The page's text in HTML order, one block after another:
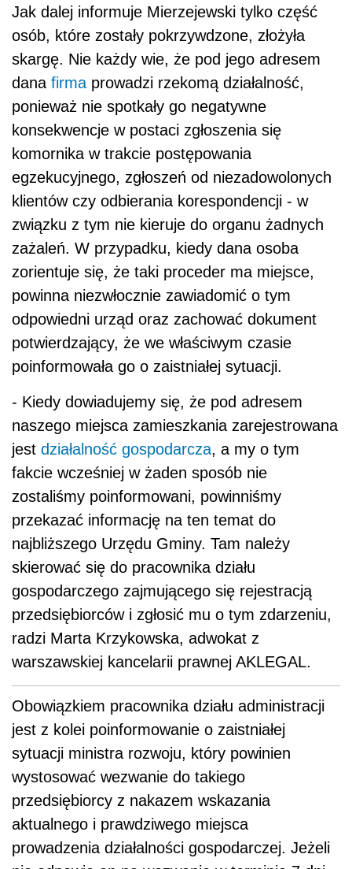
Jak dalej informuje Mierzejewski tylko część
osób, które zostały pokrzywdzone, złożyła
skargę. Nie każdy wie, że pod jego adresem
dana firma prowadzi rzekomą działalność,
ponieważ nie spotkały go negatywne
konsekwencje w postaci zgłoszenia się
komornika w trakcie postępowania
egzekucyjnego, zgłoszeń od niezadowolonych
klientów czy odbierania korespondencji - w
związku z tym nie kieruje do organu żadnych
zażaleń. W przypadku, kiedy dana osoba
zorientuje się, że taki proceder ma miejsce,
powinna niezwłocznie zawiadomić o tym
odpowiedni urząd oraz zachować dokument
potwierdzający, że we właściwym czasie
poinformowała go o zaistniałej sytuacji.
- Kiedy dowiadujemy się, że pod adresem
naszego miejsca zamieszkania zarejestrowana
jest działalność gospodarcza, a my o tym
fakcie wcześniej w żaden sposób nie
zostaliśmy poinformowani, powinniśmy
przekazać informację na ten temat do
najbliższego Urzędu Gminy. Tam należy
skierować się do pracownika działu
gospodarczego zajmującego się rejestracją
przedsiębiorców i zgłosić mu o tym zdarzeniu,
radzi Marta Krzykowska, adwokat z
warszawskiej kancelarii prawnej AKLEGAL.
Obowiązkiem pracownika działu administracji
jest z kolei poinformowanie o zaistniałej
sytuacji ministra rozwoju, który powinien
wystosować wezwanie do takiego
przedsiębiorcy z nakazem wskazania
aktualnego i prawdziwego miejsca
prowadzenia działalności gospodarczej. Jeżeli